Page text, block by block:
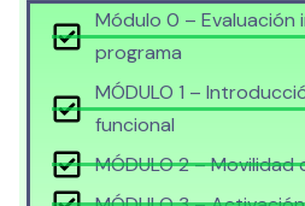
Módulo 0 – Evaluación
programa
MÓDULO 1 –
funcional
MÓDULO 2 –